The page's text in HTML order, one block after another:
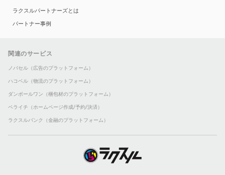
ラクスルパートナーズとは
パートナー事例
関連のサービス
ノバセル（広告のプラットフォーム）
ハコベル（物流のプラットフォーム）
ダンボールワン（梱包材のプラットフォーム）
ペライチ（ホームページ作成/予約/決済）
ラクスルバンク（金融のプラットフォーム）